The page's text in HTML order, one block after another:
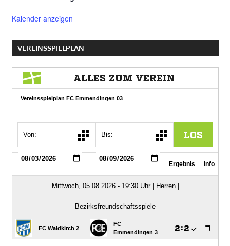
Kalender anzeigen
VEREINSSPIELPLAN